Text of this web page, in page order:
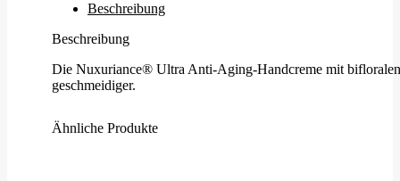
Beschreibung
Beschreibung
Die Nuxuriance® Ultra Anti-Aging-Handcreme mit
geschmeidiger.
Ähnliche Produkte